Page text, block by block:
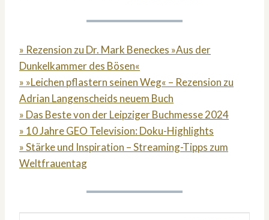
» Rezension zu Dr. Mark Beneckes »Aus der
Dunkelkammer des Bösen«
» »Leichen pflastern seinen Weg« – Rezension zu
Adrian Langenscheids neuem Buch
» Das Beste von der Leipziger Buchmesse 2024
» 10 Jahre GEO Television: Doku-Highlights
» Stärke und Inspiration – Streaming-Tipps zum
Weltfrauentag